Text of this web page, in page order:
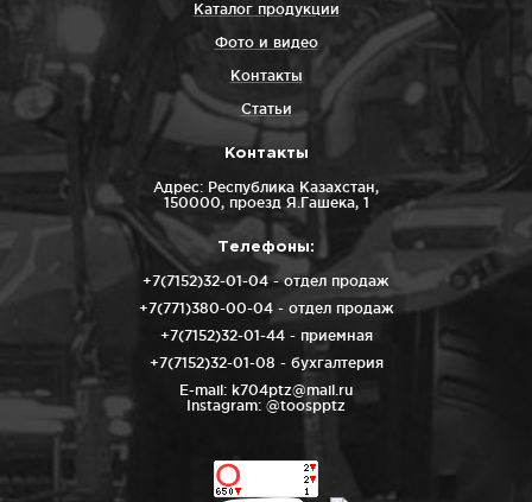
Каталог продукции
Фото и видео
Контакты
Статьи
Контакты
Адрес: Республика Казахстан,
150000, проезд Я.Гашека, 1
Телефоны:
+7(7152)32-01-04 - отдел продаж
+7(771)380-00-04- отдел продаж
+7(7152)32-01-44- приемная
+7(7152)32-01-08 - бухгалтерия
E-mail: k704ptz@mail.ru
Instagram: @toospptz